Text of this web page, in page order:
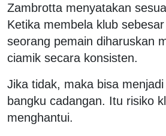
Zambrotta menyatakan
Ketika membela klub
seorang pemain diharuskan
ciamik secara konsisten.
Jika tidak, maka bisa
bangku cadangan. Itu risiko
menghantui.